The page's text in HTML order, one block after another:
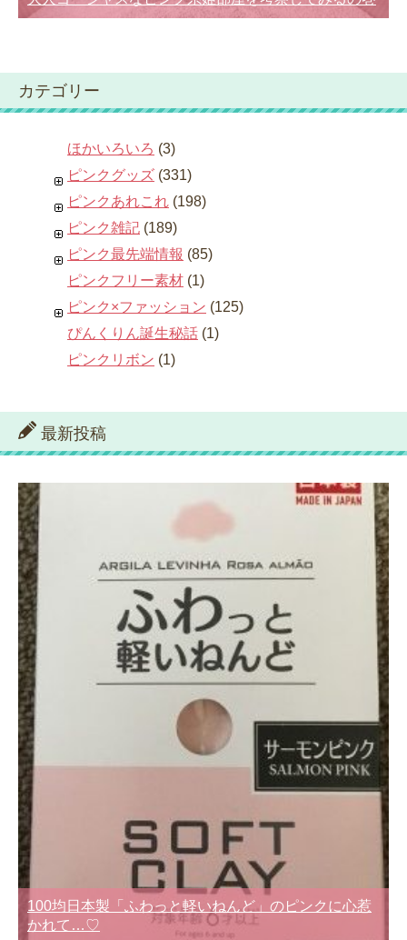
カテゴリー
ほかいろいろ (3)
ピンクグッズ (331)
ピンクあれこれ (198)
ピンク雑記 (189)
ピンク最先端情報 (85)
ピンクフリー素材 (1)
ピンク×ファッション (125)
ぴんくりん誕生秘話 (1)
ピンクリボン (1)
最新投稿
100均日本製「ふわっと軽いねんど」のピンクに心惹
かれて…♡